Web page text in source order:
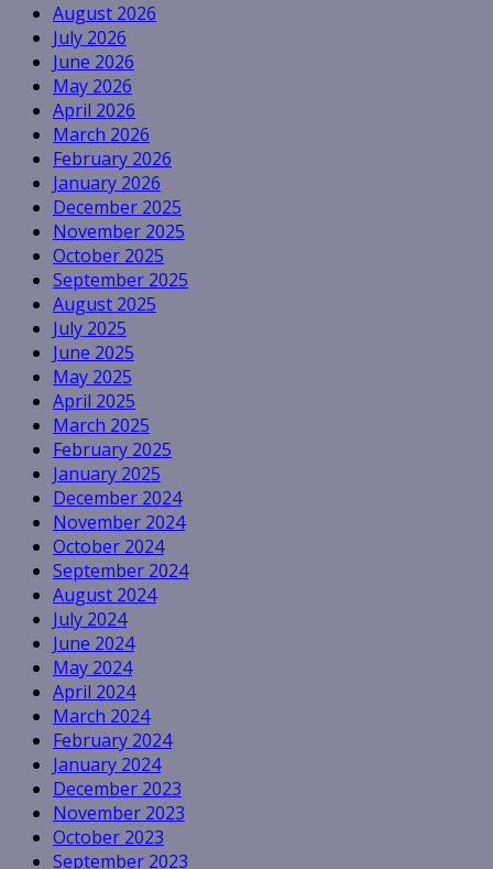
August 2026
July 2026
June 2026
May 2026
April 2026
March 2026
February 2026
January 2026
December 2025
November 2025
October 2025
September 2025
August 2025
July 2025
June 2025
May 2025
April 2025
March 2025
February 2025
January 2025
December 2024
November 2024
October 2024
September 2024
August 2024
July 2024
June 2024
May 2024
April 2024
March 2024
February 2024
January 2024
December 2023
November 2023
October 2023
September 2023